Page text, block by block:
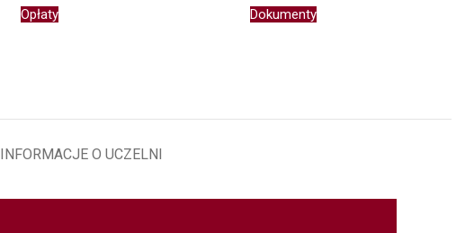
Opłaty Dokumenty
INFORMACJE O UCZELNI